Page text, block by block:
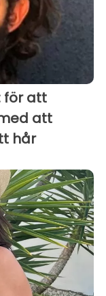
för att
att
hår